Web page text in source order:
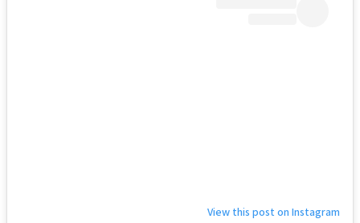
View this post on Instagram